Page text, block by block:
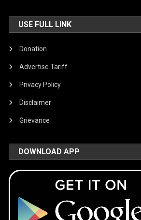
USE FULL LINK
Donation
Advertise Tariff
Privacy Policy
Disclaimer
Grievance
DOWNLOAD APP